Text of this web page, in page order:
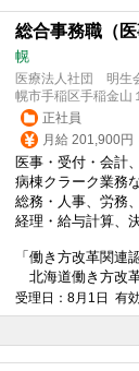
総合事務職（医
幌
医療法人社団 明生
幌市手稲区手稲金山
正社員
月給 201,900円
医事・受付・会計
病棟クラーク業務
総務・人事、労務
経理・給与計算、
「働き方改革関連
北海道働き方改
受理日：8月1日 有